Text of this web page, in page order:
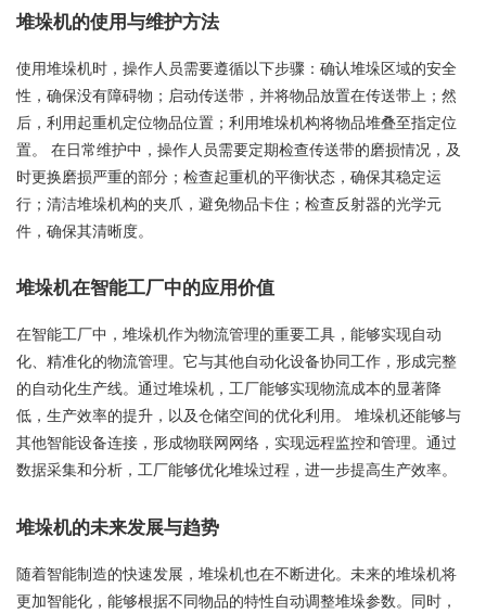
堆垛机的使用与维护方法
使用堆垛机时，操作人员需要遵循以下步骤：确认堆垛区域的安全
性，确保没有障碍物；启动传送带，并将物品放置在传送带上；然
后，利用起重机定位物品位置；利用堆垛机构将物品堆叠至指定位
置。 在日常维护中，操作人员需要定期检查传送带的磨损情况，及
时更换磨损严重的部分；检查起重机的平衡状态，确保其稳定运
行；清洁堆垛机构的夹爪，避免物品卡住；检查反射器的光学元
件，确保其清晰度。
堆垛机在智能工厂中的应用价值
在智能工厂中，堆垛机作为物流管理的重要工具，能够实现自动
化、精准化的物流管理。它与其他自动化设备协同工作，形成完整
的自动化生产线。通过堆垛机，工厂能够实现物流成本的显著降
低，生产效率的提升，以及仓储空间的优化利用。 堆垛机还能够与
其他智能设备连接，形成物联网网络，实现远程监控和管理。通过
数据采集和分析，工厂能够优化堆垛过程，进一步提高生产效率。
堆垛机的未来发展与趋势
随着智能制造的快速发展，堆垛机也在不断进化。未来的堆垛机将
更加智能化，能够根据不同物品的特性自动调整堆垛参数。同时，